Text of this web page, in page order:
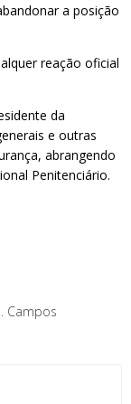
a posição
reação oficial
da
e outras
abrangendo
Penitenciário.
Campos